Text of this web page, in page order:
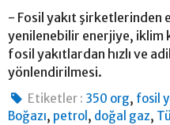
- Fosil yakıt şirketlerinden
yenilenebilir enerjiye, iklim
fosil yakıtlardan hızlı ve
yönlendirilmesi.
Etiketler : 350 org, fosil
Boğazı, petrol , doğal gaz,